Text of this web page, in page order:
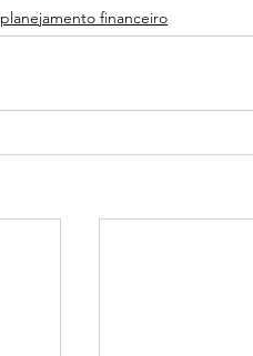
planejamento financeiro